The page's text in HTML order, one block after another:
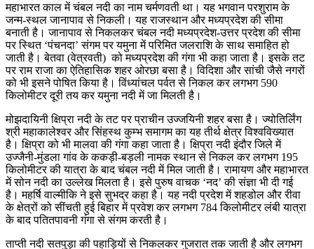
महाभारत काल में चंबल नदी का नाम चर्मणवती था। यह भगवान परशुराम के
जन्म-स्थल जानापाव से निकली। यह राजस्थान और मध्यप्रदेश की सीमा
बनाती है। जानापाव से निकलकर चंबल नदी मध्यप्रदेश-उत्तर प्रदेश की सीमा
पर स्थित ‘पंचनदा’ संगम पर यमुना में परिमित जलराशि के साथ समाहित हो
जाती है। बेतवा (वेत्रवती) को मध्यप्रदेश की गंगा भी कहा जाता है। इसके तट
पर राम राजा का ऐतिहासिक शहर ओरछा बसा है। विदिशा और सांची जैसे नगरों
को भी इसने पोषित किया है। विंध्यांचल पर्वत से निकल कर लगभग 590
किलोमीटर दूरी तय कर यमुना नदी में जा मिलती है।
मोझदायिनी क्षिप्रा नदी के तट पर प्राचीन उज्जयिनी शहर बसा है। ज्योतिर्लिंग
श्री महाकालेश्वर और सिंहस्थ कुम्भ समागम का यह तीर्थ क्षेत्र विश्वविख्यात
है। क्षिप्रा को भी मालवा की गंगा कहा जाता है। क्षिप्रा नदी इंदौर जिले में
उज्जैनी-मुंडला गांव के ककड़ी-बड़ली नामक स्थान से निकल कर लगभग 195
किलोमीटर की यात्रा के बाद चंबल नदी में मिल जाती है। रामायण और महाभारत
में सोन नदी का उल्लेख मिलता है। इसे पुरुष वाचक ‘नद’ की संज्ञा भी दी गई
है। महर्षि वाल्मीकि ने इसे सुभद्र कहा है। यह नदी प्रदेश में शहडोल और रीवा
के क्षेत्रों को सींचती हुई बिहार में प्रवेश कर लगभग 784 किलोमीटर लंबी यात्रा
के बाद पतितपावनी गंगा से संगम करती है।
ताप्ती नदी सतपुड़ा की पहाड़ियों से निकलकर गुजरात तक जाती है और लगभग